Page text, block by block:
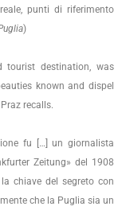
punti di riferimento
)
tourist destination, was
known and dispel
recalls.
fu […] un giornalista
Zeitung» del 1908
chiave del segreto con
che la Puglia sia un